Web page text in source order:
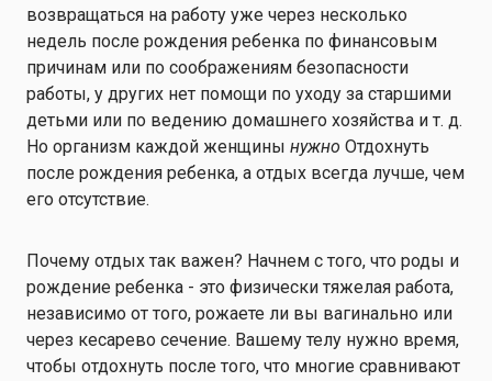
возвращаться на работу уже через несколько
недель после рождения ребенка по финансовым
причинам или по соображениям безопасности
работы, у других нет помощи по уходу за старшими
детьми или по ведению домашнего хозяйства и т. д.
Но организм каждой женщины нужно Отдохнуть
после рождения ребенка, а отдых всегда лучше, чем
его отсутствие.
Почему отдых так важен? Начнем с того, что роды и
рождение ребенка - это физически тяжелая работа,
независимо от того, рожаете ли вы вагинально или
через кесарево сечение. Вашему телу нужно время,
чтобы отдохнуть после того, что многие сравнивают